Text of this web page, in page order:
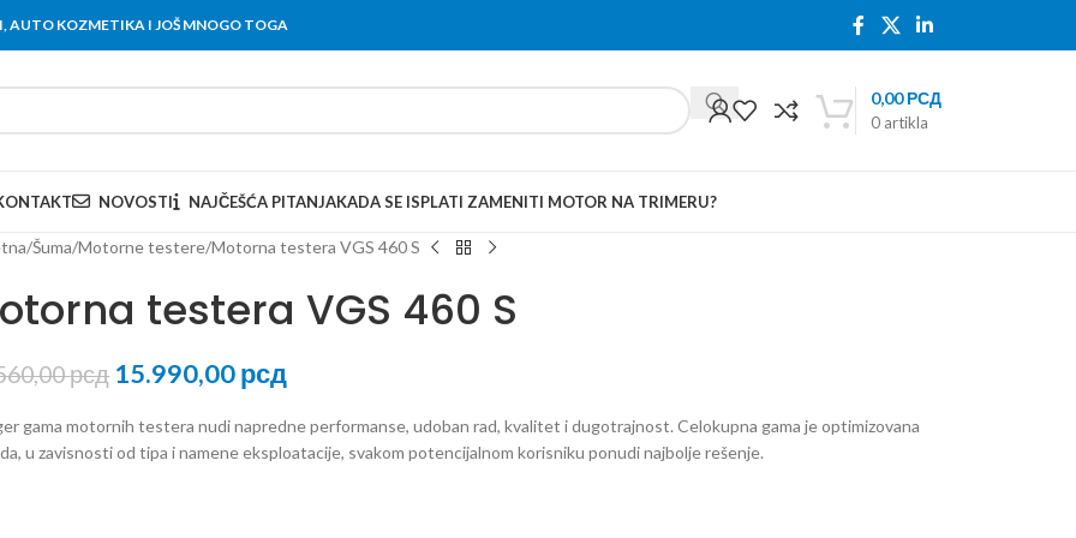
AUTO KOZMETIKA I JOŠ MNOGO TOGA
0 artikla
0,00РСД
NOVOSTI NAJČEŠĆA PITANJAKADA SE ISPLATI ZAMENITI MOTOR NA TRIMERU?
Šuma Motorne testere Motorna testera VGS 460 S
testera VGS 460 S
рсд 15.990,00рсд
gama motornih testera nudi napredne performanse, udoban rad, kvalitet i dugotrajnost. Celokupna gama je optimizovana
u zavisnosti od tipa i namene eksploatacije, svakom potencijalnom korisniku ponudi najbolje rešenje.